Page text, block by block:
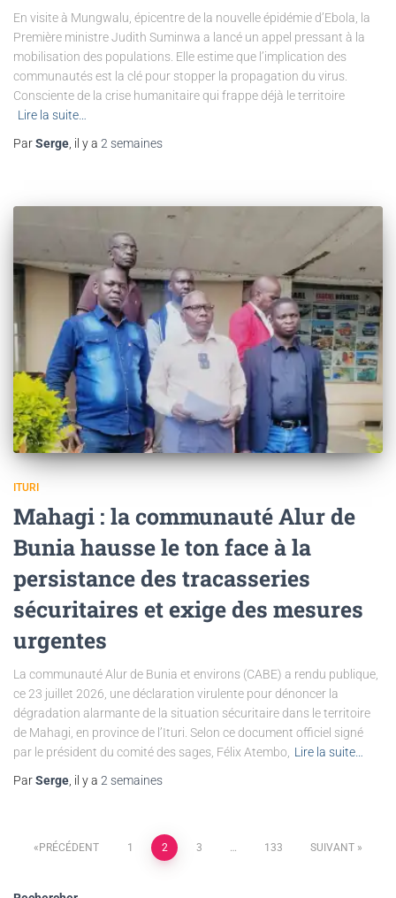
En visite à Mungwalu, épicentre de la nouvelle épidémie d’Ebola, la
Première ministre Judith Suminwa a lancé un appel pressant à la
mobilisation des populations. Elle estime que l’implication des
communautés est la clé pour stopper la propagation du virus.
Consciente de la crise humanitaire qui frappe déjà le territoire
Lire la suite…
ParSerge, il y a 2 semaines
ITURI
Mahagi : la communauté Alur de
Bunia hausse le ton face à la
persistance des tracasseries
sécuritaires et exige des mesures
urgentes
La communauté Alur de Bunia et environs (CABE) a rendu publique,
ce 23 juillet 2026, une déclaration virulente pour dénoncer la
dégradation alarmante de la situation sécuritaire dans le territoire
de Mahagi, en province de l’Ituri. Selon ce document officiel signé
par le président du comité des sages, Félix Atembo,
Lire la suite…
ParSerge , il y a 2 semaines
PRÉCÉDENT 1 2 3 … 133 SUIVANT